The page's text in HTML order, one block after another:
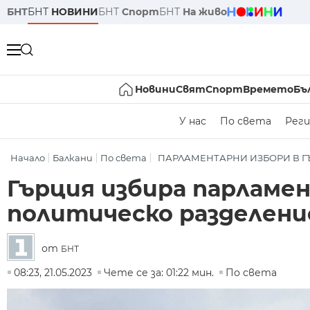
БНТБНТ НОВИНИБНТ СпортБНТ На живо
НовиниСвятСпортВремето
У нас По света
Начало Балкани По света ПАРЛАМЕНТАРНИ ИЗБОРИ В
Гърция избира
политическо
от БНТ
08:23, 21.05.2023 Чете се за: 01:22 мин. По света